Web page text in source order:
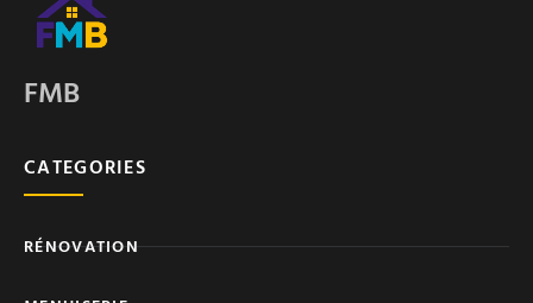
FMB
CATEGORIES
RÉNOVATION